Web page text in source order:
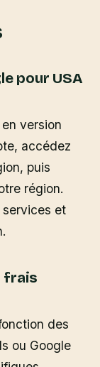
pour USA
version
accédez
puis
région.
services et
frais
des
ou Google